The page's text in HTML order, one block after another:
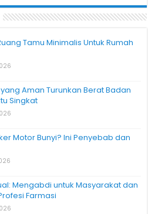
Tamu Minimalis Untuk Rumah
Aman Turunkan Berat Badan
Singkat
Motor Bunyi? Ini Penyebab dan
Mengabdi untuk Masyarakat dan
Farmasi